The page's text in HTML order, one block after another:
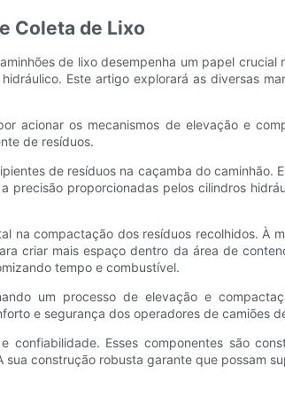
Coleta de Lixo
de lixo desempenha um papel crucial
Este artigo explorará as diversas
acionar os mecanismos de elevação e
de resíduos.
de resíduos na caçamba do caminhão.
proporcionadas pelos cilindros
na compactação dos resíduos recolhidos. À
criar mais espaço dentro da área de
tempo e combustível.
um processo de elevação e
e segurança dos operadores de camiões
Esses componentes são
construção robusta garante que possam